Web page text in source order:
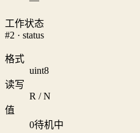
工作状态
#2 · status
格式
uint8
读写
R / N
值
0待机中